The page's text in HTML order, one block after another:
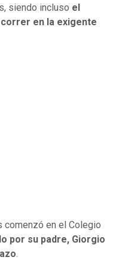
siendo incluso el
en la exigente
comenzó en el Colegio
por su padre, Giorgio
.